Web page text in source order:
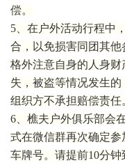
偿。
5、在户外活动行程中
合，以免损害同团其
格外注意自身的人身
失，被盗等情况发生
组织方不承担赔偿责任
6、樵夫户外俱乐部会
式在微信群再次确定
车牌号。请提前10分